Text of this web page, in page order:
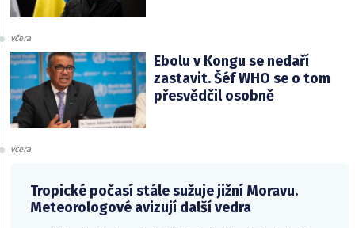
včera
Ebolu v Kongu se nedaří
zastavit. Šéf WHO se o tom
přesvědčil osobně
včera
Tropické počasí stále sužuje jižní Moravu.
Meteorologové avizují další vedra